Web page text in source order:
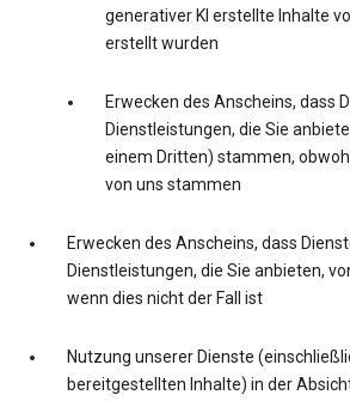
generativer KI erstellte Inhalte
erstellt wurden
Erwecken des Anscheins, dass
Dienstleistungen, die Sie
einem Dritten) stammen,
von uns stammen
Erwecken des Anscheins, dass
Dienstleistungen, die Sie anbieten,
wenn dies nicht der Fall ist
Nutzung unserer Dienste
bereitgestellten Inhalte) in der